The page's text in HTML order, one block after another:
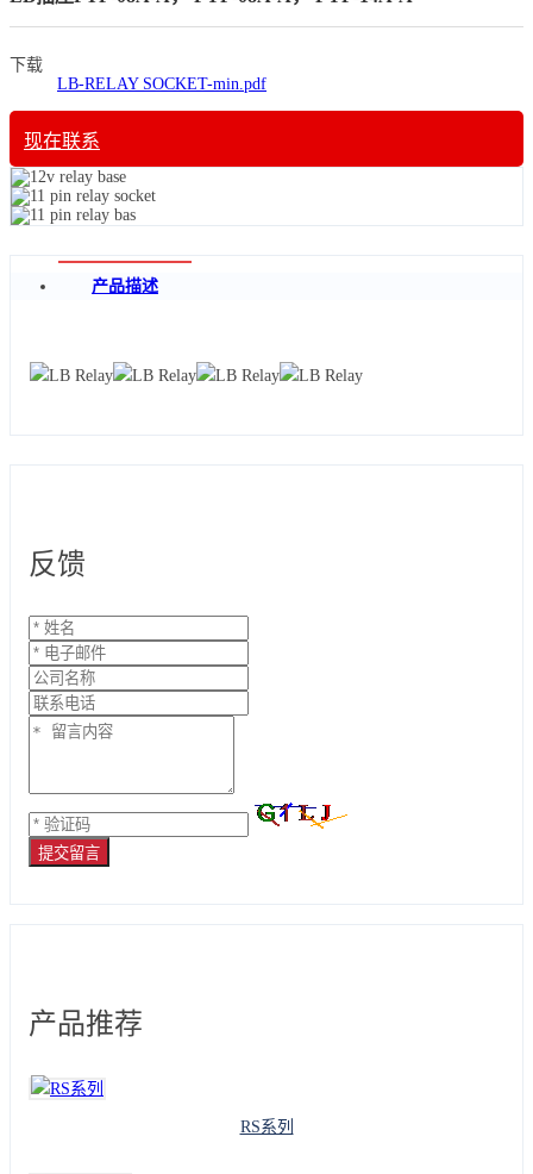
下载
LB-RELAY SOCKET-min.pdf
现在联系
产品描述
反馈
提交留言
产品推荐
RS系列